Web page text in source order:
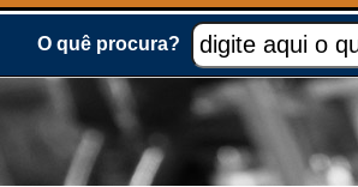
O quê procura?